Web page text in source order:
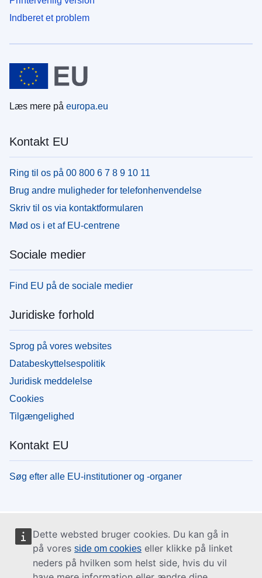
Dette websted bruger cookies. Du kan gå in
på vores side om cookies eller klikke på linket
neders på hvilken som helst side, hvis du vil
Indberet et problem
Læs mere på europa.eu
Kontakt EU
Ring til os på 00 800 6 7 8 9 10 11
Brug andre muligheder for telefonhenvendelse
Skriv til os via kontaktformularen
Mød os i et af EU-centrene
Sociale medier
Find EU på de sociale medier
Juridiske forhold
Sprog på vores websites
Databeskyttelsespolitik
Juridisk meddelelse
Cookies
Tilgængelighed
Kontakt EU
Søg efter alle EU-institutioner og -organer